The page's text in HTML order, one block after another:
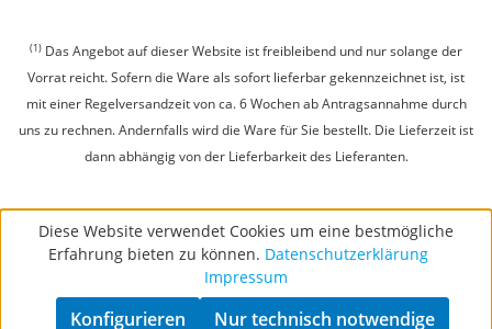
(1) Das Angebot auf dieser Website ist freibleibend und nur solange der
Vorrat reicht. Sofern die Ware als sofort lieferbar gekennzeichnet ist, ist
mit einer Regelversandzeit von ca. 6 Wochen ab Antragsannahme durch
uns zu rechnen. Andernfalls wird die Ware für Sie bestellt. Die Lieferzeit ist
dann abhängig von der Lieferbarkeit des Lieferanten.
Diese Website verwendet Cookies um eine bestmögliche
Erfahrung bieten zu können. Datenschutzerklärung
Impressum
Nur technisch notwendige
Konfigurieren